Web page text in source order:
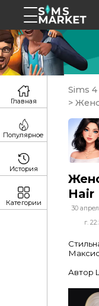
Sims 4
>
Hair
30
г.
Автор
Главная
Популярное
История
Категории